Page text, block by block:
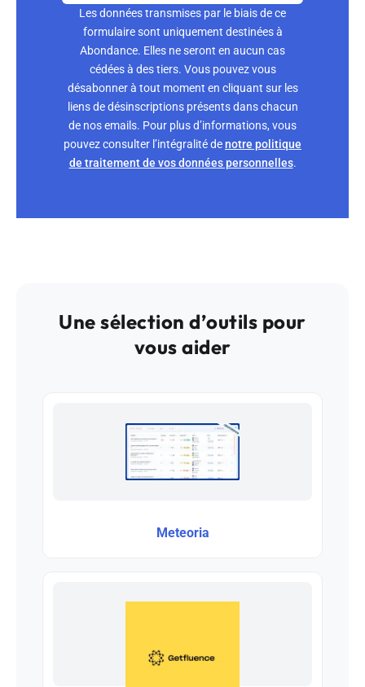
Les données transmises par le biais de ce
formulaire sont uniquement destinées à
Abondance. Elles ne seront en aucun cas
cédées à des tiers. Vous pouvez vous
désabonner à tout moment en cliquant sur les
liens de désinscriptions présents dans chacun
de nos emails. Pour plus d’informations, vous
pouvez consulter l’intégralité denotre politique
de traitement de vos données personnelles.
Une sélection d’outils pour
vous aider
Meteoria